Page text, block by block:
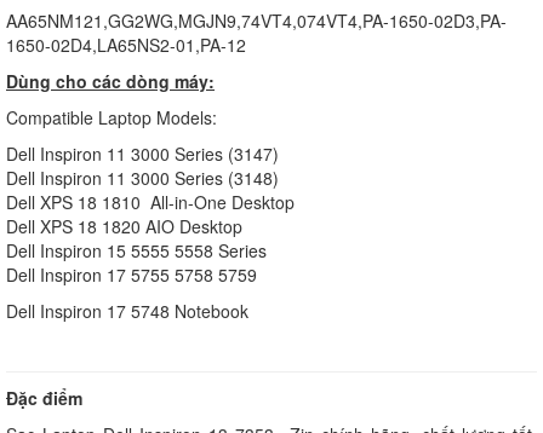
AA65NM121,GG2WG,MGJN9,74VT4,074VT4,PA-1650-02D3,PA-
1650-02D4,LA65NS2-01,PA-12
Dùng cho các dòng máy:
Compatible Laptop Models:
Dell Inspiron 11 3000 Series (3147)
Dell Inspiron 11 3000 Series (3148)
Dell XPS 18 1810 All-in-One Desktop
Dell XPS 18 1820 AIO Desktop
Dell Inspiron 15 5555 5558 Series
Dell Inspiron 17 5755 5758 5759
Dell Inspiron 17 5748 Notebook
Đặc điểm